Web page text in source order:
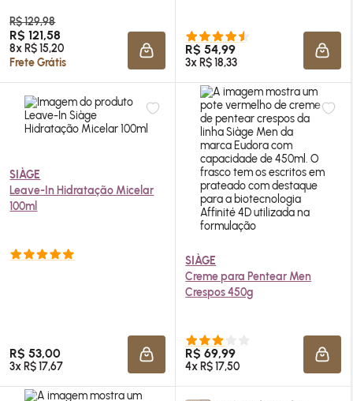
R$ 129,98
R$ 121,58
8x R$ 15,20
Frete Grátis
ADICIONAR À SACOLA
R$ 54,99
3x R$ 18,33
SIÀGE
Leave-In Hidratação Micelar
100ml
R$ 53,00
3x R$ 17,67 ADICIONAR À SACOLA
SIÀGE
Creme para Pentear Men
Crespos 450g
R$ 69,99
4x R$ 17,50